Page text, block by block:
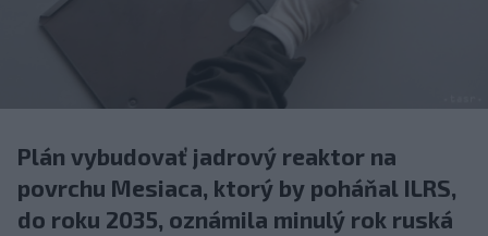
Plán vybudovať jadrový reaktor na
povrchu Mesiaca, ktorý by poháňal ILRS,
do roku 2035, oznámila minulý rok ruská